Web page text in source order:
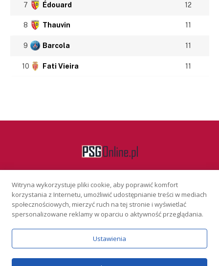
7 Édouard 12
8 Thauvin 11
9 Barcola 11
10 Fati Vieira 11
Facebook
KONTAKT REKLAMA POLITYKA PRYWATNOŚCI
Serwis wyłącznie dla osób powyżej 18 lat. Hazard może uzależniać.
Graj odpowiedzialnie.Szczegóły
Copyright © 2026 PSGonline.pl
Witryna wykorzystuje pliki cookie, aby poprawić komfort
korzystania z Internetu, umożliwić udostępnianie treści w mediach
społecznościowych, mierzyć ruch na tej stronie i wyświetlać
spersonalizowane reklamy w oparciu o aktywność przeglądania.
Ustawienia